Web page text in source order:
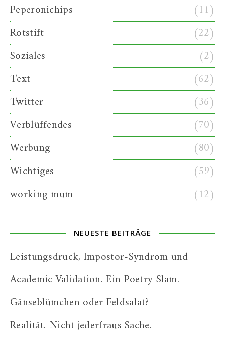
Peperonichips
(11)
Rotstift
(22)
Soziales
(2)
Text
(62)
Twitter
(36)
Verblüffendes
(70)
Werbung
(80)
Wichtiges
(59)
working mum
(12)
NEUESTE BEITRÄGE
Leistungsdruck, Impostor-Syndrom und
Academic Validation. Ein Poetry Slam.
Gänseblümchen oder Feldsalat?
Realität. Nicht jederfraus Sache.